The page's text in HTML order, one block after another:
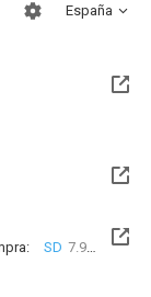
España
8 días)
8 días)
SD 7.99 €